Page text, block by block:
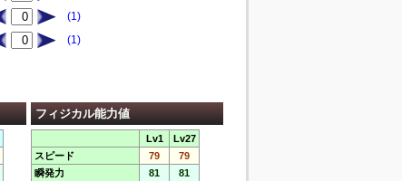
(1)
(1)
フィジカル能力値
Lv1
Lv27
スピード
79
79
瞬発力
81
81